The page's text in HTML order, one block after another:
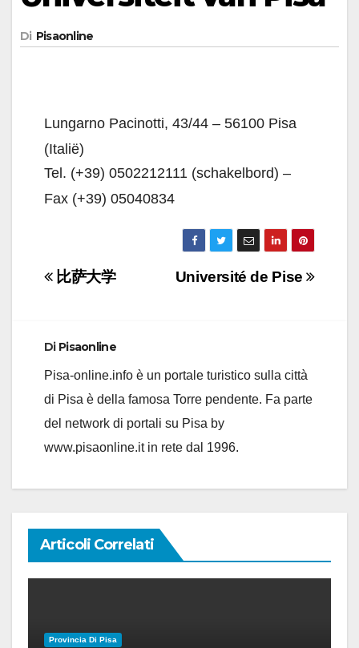
Di Pisaonline
Lungarno Pacinotti, 43/44 – 56100 Pisa
(Italië)
Tel. (+39) 0502212111 (schakelbord) –
Fax (+39) 05040834
NavigazioneUniversité de Pise
比萨大学
Di Pisaonline
Pisa-online.info è un portale turistico sulla città
di Pisa è della famosa Torre pendente. Fa parte
del network di portali su Pisa by
www.pisaonline.it in rete dal 1996.
Articoli Correlati
Provincia Di Pisa